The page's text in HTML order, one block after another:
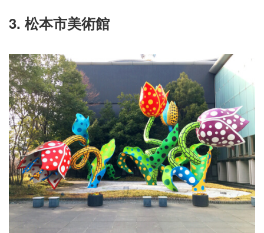
3. 松本市美術館